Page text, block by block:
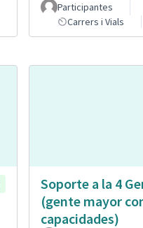
Participantes
Carrers i Vials
Soporte a la 4
(gente mayor
capacidades)